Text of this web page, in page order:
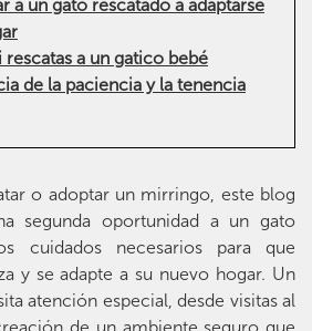
a un gato rescatado a adaptarse
a un gatico bebé
de la paciencia y la tenencia
o adoptar un mirringo, este blog
segunda oportunidad a un gato
cuidados necesarios para que
y se adapte a su nuevo hogar. Un
atención especial, desde visitas al